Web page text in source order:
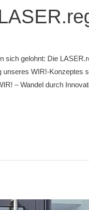
sich gelohnt: Die
WIR!-Konzeptes
– Wandel durch